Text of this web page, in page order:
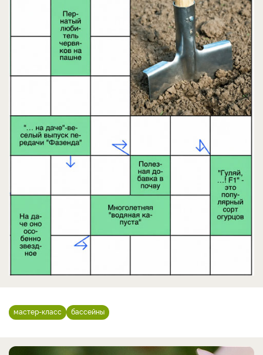
мастер-класс бассейны